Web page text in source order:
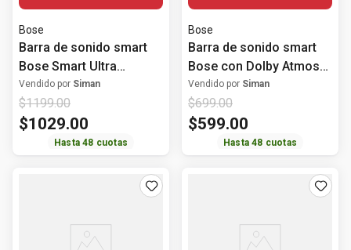
Bose
Barra de sonido smart
Bose Smart Ultra
180Watts
Vendido por Siman
$1199.00
$1029.00
Hasta48 cuotas
Bose
Barra de sonido smart
Bose con Dolby Atmos
60W
Vendido por Siman
$699.00
$599.00
Hasta48 cuotas